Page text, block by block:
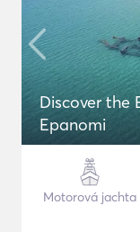
Discover the
Epanomi
Motorová jachta